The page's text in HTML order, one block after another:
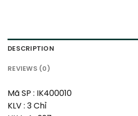
DESCRIPTION
REVIEWS (0)
Mã SP : IK400010
KLV : 3 Chỉ